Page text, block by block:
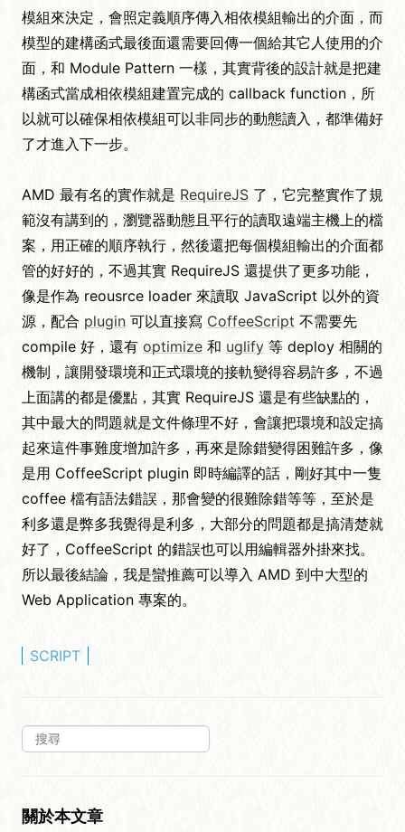
模組來決定，會照定義順序傳入相依模組輸出的介面，而
模型的建構函式最後面還需要回傳一個給其它人使用的介
面，和 Module Pattern 一樣，其實背後的設計就是把建
構函式當成相依模組建置完成的 callback function，所
以就可以確保相依模組可以非同步的動態讀入，都準備好
了才進入下一步。
AMD 最有名的實作就是 RequireJS 了，它完整實作了規
範沒有講到的，瀏覽器動態且平行的讀取遠端主機上的檔
案，用正確的順序執行，然後還把每個模組輸出的介面都
管的好好的，不過其實 RequireJS 還提供了更多功能，
像是作為 reousrce loader 來讀取 JavaScript 以外的資
源，配合 plugin 可以直接寫 CoffeeScript 不需要先
compile 好，還有 optimize 和 uglify 等 deploy 相關的
機制，讓開發環境和正式環境的接軌變得容易許多，不過
上面講的都是優點，其實 RequireJS 還是有些缺點的，
其中最大的問題就是文件條理不好，會讓把環境和設定搞
起來這件事難度增加許多，再來是除錯變得困難許多，像
是用 CoffeeScript plugin 即時編譯的話，剛好其中一隻
coffee 檔有語法錯誤，那會變的很難除錯等等，至於是
利多還是弊多我覺得是利多，大部分的問題都是搞清楚就
好了，CoffeeScript 的錯誤也可以用編輯器外掛來找。
所以最後結論，我是蠻推薦可以導入 AMD 到中大型的
Web Application 專案的。
SCRIPT
關於本文章